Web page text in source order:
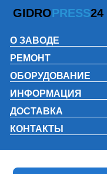
GIDROPRESS24
О ЗАВОДЕ
РЕМОНТ
ОБОРУДОВАНИЕ
ИНФОРМАЦИЯ
ДОСТАВКА
КОНТАКТЫ